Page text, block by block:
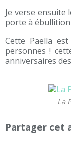
Je verse
porte à
Cette Paella
personnes !
anniversaires
La
Partager cet